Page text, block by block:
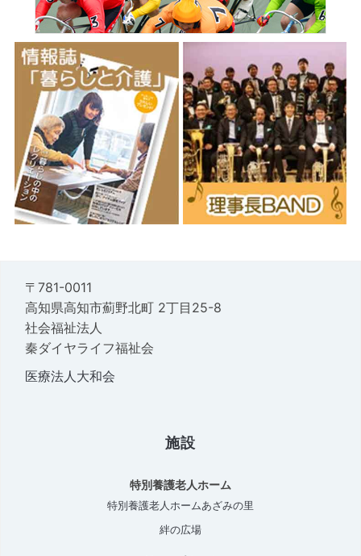
〒781-0011
高知県高知市薊野北町 2丁目25-8
社会福祉法人
秦ダイヤライフ福祉会
医療法人大和会
施設
特別養護老人ホーム
特別養護老人ホームあざみの里
絆の広場